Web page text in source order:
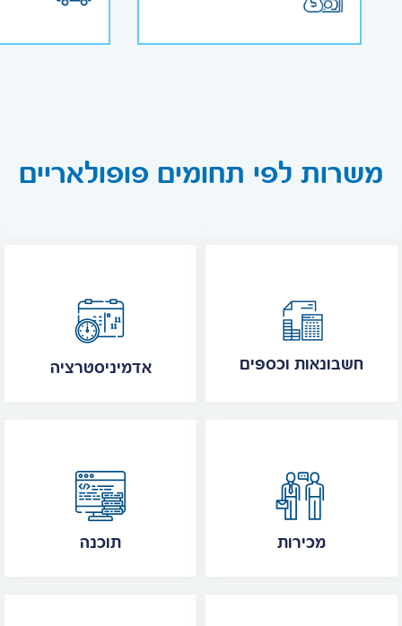
משרות לפי תחומים פופולאריים
אדמיניסטרציה חשבונאות וכספים
תוכנה מכירות